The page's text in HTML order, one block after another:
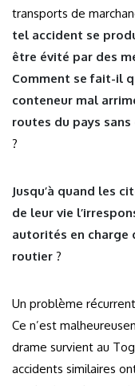
transports de
tel accident se
être évité par des
Comment se fait-il
conteneur mal
routes du pays
?
Jusqu’à quand les
de leur vie
autorités en
routier ?
Un problème
Ce n’est
drame survient au
accidents similaires